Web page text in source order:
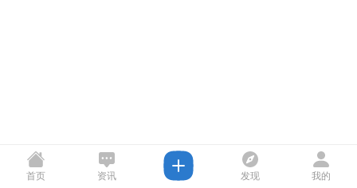
首页 资讯 发现 我的